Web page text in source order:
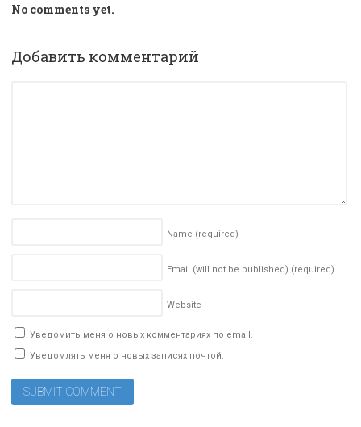
No comments yet.
Добавить комментарий
Name (required)
Email (will not be published) (required)
Website
Уведомить меня о новых комментариях по email.
Уведомлять меня о новых записях почтой.